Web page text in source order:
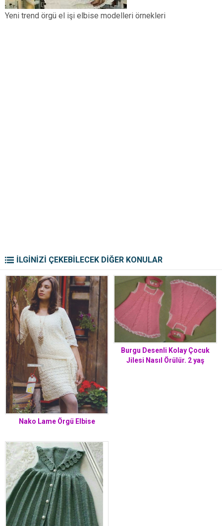
Yeni trend örgü el işi elbise modelleri örnekleri
İLGİNİZİ ÇEKEBİLECEK DİĞER KONULAR
Nako Lame Örgü Elbise
Burgu Desenli Kolay Çocuk
Jilesi Nasıl Örülür. 2 yaş